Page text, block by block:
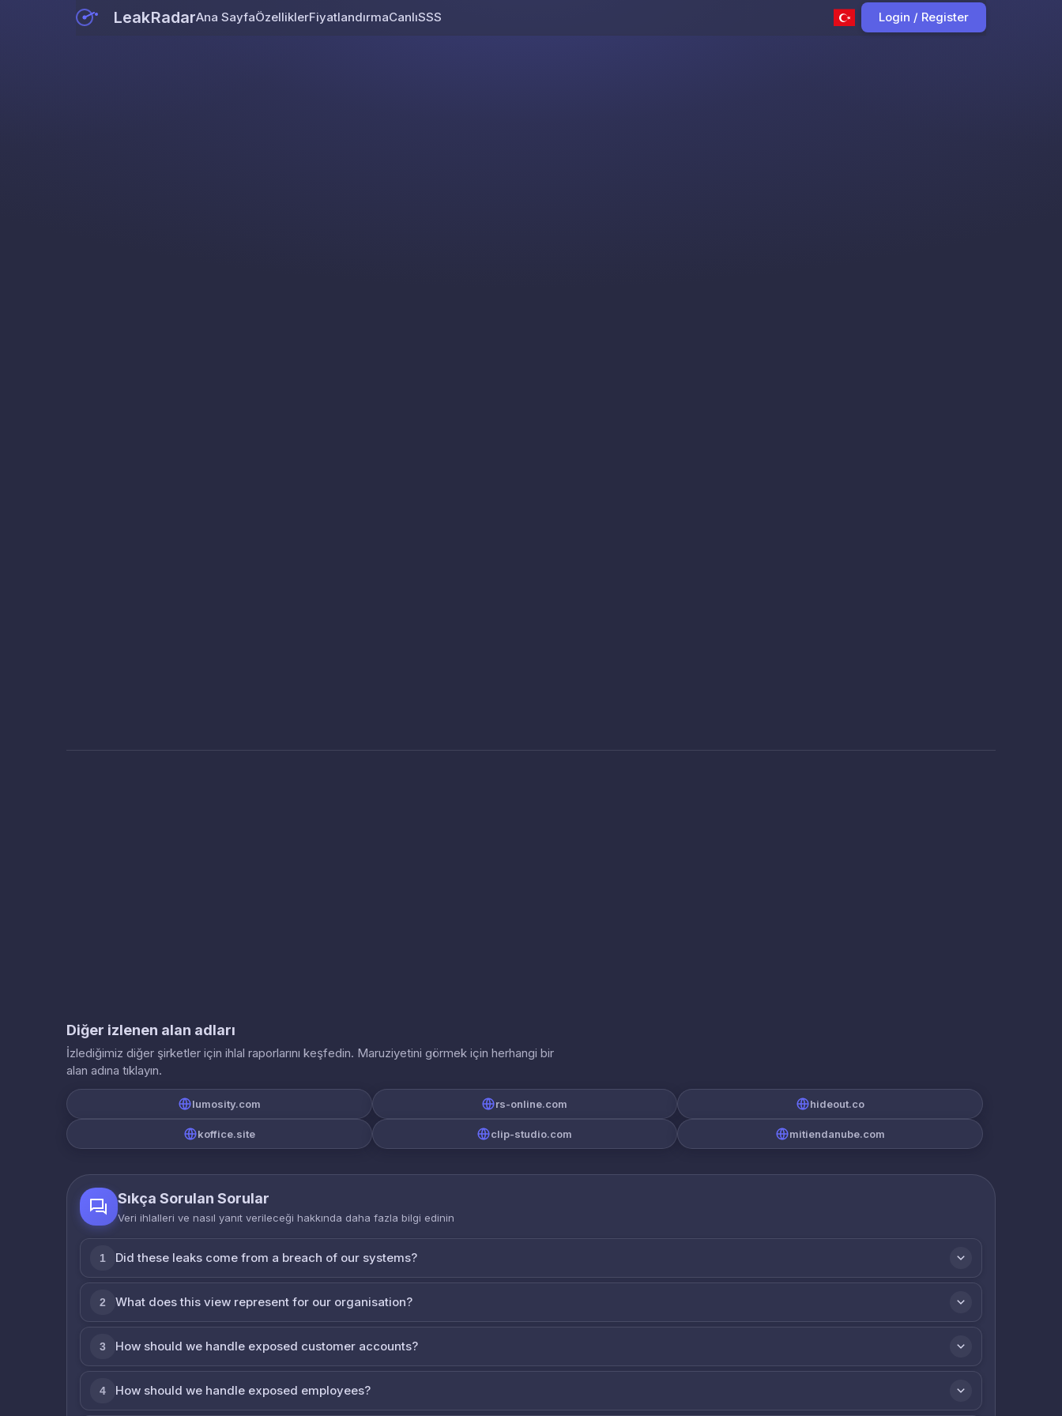
LeakRadarAna SayfaÖzelliklerFiyatlandırmaCanlıSSS Login / Register
Diğer izlenen alan adları
İzlediğimiz diğer şirketler için ihlal raporlarını keşfedin. Maruziyetini görmek için herhangi bir
alan adına tıklayın.
lumosity.com rs-online.com hideout.co
koffice.site clip-studio.com mitiendanube.com
Sıkça Sorulan Sorular
Veri ihlalleri ve nasıl yanıt verileceği hakkında daha fazla bilgi edinin
1 Did these leaks come from a breach of our systems?
2 What does this view represent for our organisation?
3 How should we handle exposed customer accounts?
4 How should we handle exposed employees?